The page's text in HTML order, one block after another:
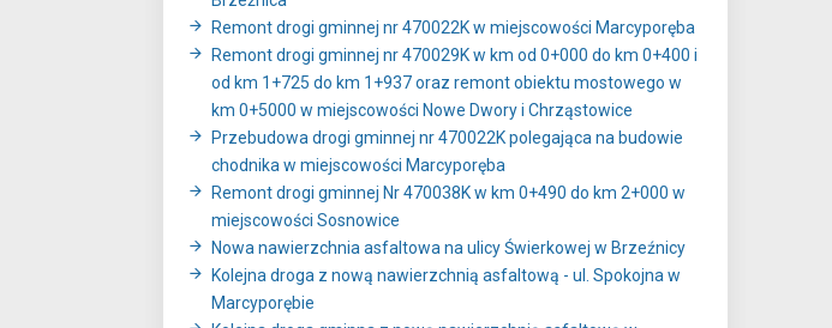
Remont drogi gminnej nr 470022K w miejscowości Marcyporęba
Remont drogi gminnej nr 470029K w km od 0+000 do km 0+400 i
od km 1+725 do km 1+937 oraz remont obiektu mostowego w
km 0+5000 w miejscowości Nowe Dwory i Chrząstowice
Przebudowa drogi gminnej nr 470022K polegająca na budowie
chodnika w miejscowości Marcyporęba
Remont drogi gminnej Nr 470038K w km 0+490 do km 2+000 w
miejscowości Sosnowice
Nowa nawierzchnia asfaltowa na ulicy Świerkowej w Brzeźnicy
Kolejna droga z nową nawierzchnią asfaltową - ul. Spokojna w
Marcyporębie